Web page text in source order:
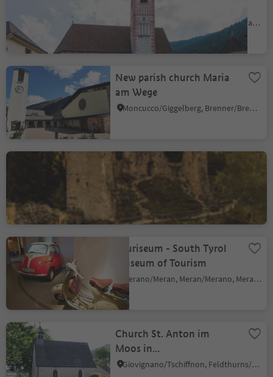
Assumption (Maria
Himmelfahrt) and St.
Michael's Chapel in
Tisens/Tesimo
Tesimo/Tisens, Tisens/Tesimo, Meran/Merano and environs
New parish church Maria
am Wege
Moncucco/Giggelberg, Brenner/Brennero, Sterzing/Vipiteno and environs
The ruins of Hauenstein
Touriseum - South Tyrol
Museum of Tourism
Merano/Meran, Meran/Merano, Meran/Merano and environs
Church St. Anton im
Moos in
Velturno/Feldthurns
Giovignano/Tschiffnon, Feldthurns/Velturno, Brixen/Bressanone and environs